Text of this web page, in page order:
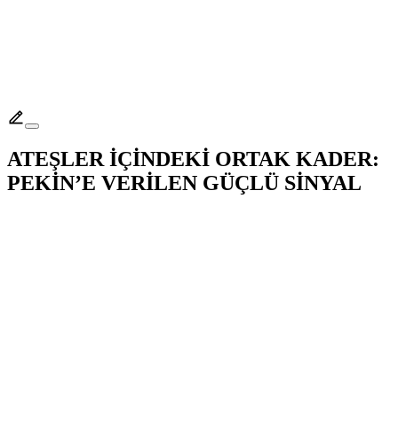
ATEŞLER İÇİNDEKİ ORTAK KADER:
PEKİN’E VERİLEN GÜÇLÜ SİNYAL